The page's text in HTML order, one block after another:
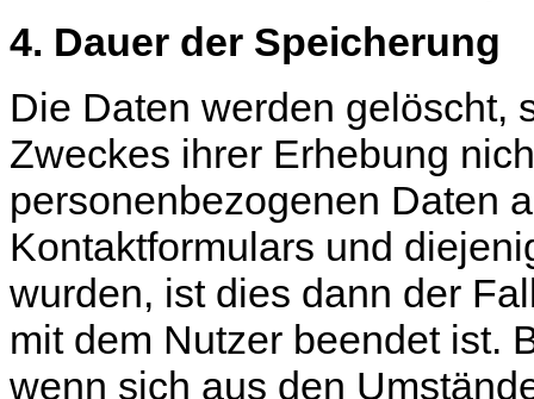
4. Dauer der Speicherung
Die Daten werden gelöscht,
Zweckes ihrer Erhebung
personenbezogenen Daten
Kontaktformulars und
wurden, ist dies dann der
mit dem Nutzer beendet ist.
wenn sich aus den